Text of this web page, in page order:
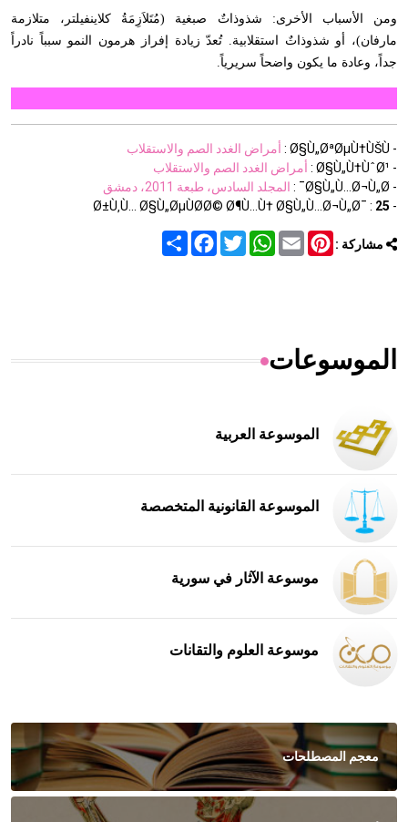
ومن الأسباب الأخرى: شذوذاتٌ صبغية (مُتَلاَزِمَةُ كلاينفيلتر، متلازمة
مارفان)، أو شذوذاتٌ استقلابية. تُعدّ زيادة إفراز هرمون النمو سبباً نادراً
جداً، وعادة ما يكون واضحاً سريرياً.
- Ø§Ù„ØªØµÙ†ÙŠÙ :
أمراض الغدد الصم والاستقلاب
- Ø§Ù„Ù†ÙˆØ¹ :
أمراض الغدد الصم والاستقلاب
- Ø§Ù„Ù…Ø¬Ù„Ø¯ :
المجلد السادس، طبعة 2011، دمشق
- Ø±Ù‚Ù… Ø§Ù„ØµÙØ­Ø© Ø¶Ù…Ù† Ø§Ù„Ù…Ø¬Ù„Ø¯ :
25
مشاركة : Share
FacebookTwitter
WhatsAppEmail
Pinterest
الموسوعات
الموسوعة العربية
الموسوعة القانونية المتخصصة
موسوعة الآثار في سورية
موسوعة العلوم والتقانات
معجم المصطلحات